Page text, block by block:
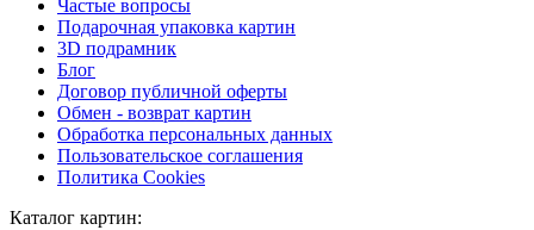
Частые вопросы
Подарочная упаковка картин
3D подрамник
Блог
Договор публичной оферты
Обмен - возврат картин
Обработка персональных данных
Пользовательское соглашения
Политика Cookies
Каталог картин: